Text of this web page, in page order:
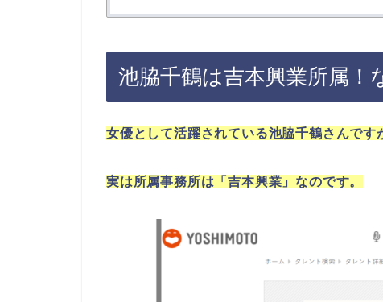
池脇千鶴は吉本興業所属！
女優として活躍されている池脇千鶴さんです
実は所属事務所は「吉本興業」なのです。